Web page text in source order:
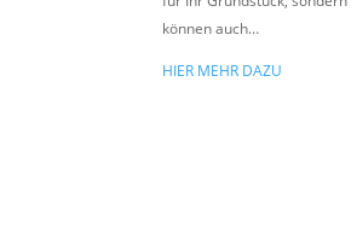
können auch…
HIER MEHR DAZU